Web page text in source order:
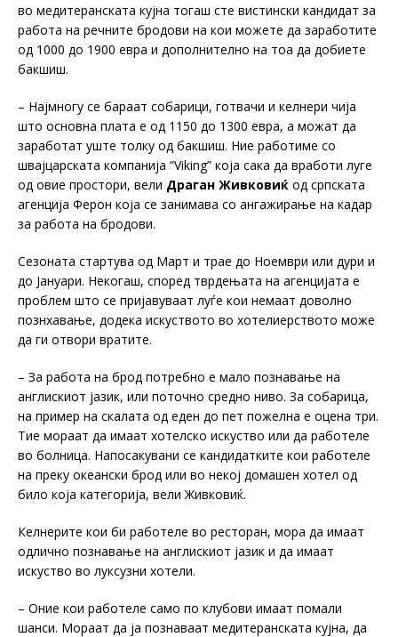
во медитеранската кујна тогаш сте вистински кандидат за
работа на речните бродови на кои можете да заработите
од 1000 до 1900 евра и дополнително на тоа да добиете
бакшиш.
– Најмногу се бараат собарици, готвачи и келнери чија
што основна плата е од 1150 до 1300 евра, а можат да
заработат уште толку од бакшиш. Ние работиме со
швајцарската компанија “Viking” која сака да вработи луге
од овие простори, вели Драган Живковиќ од српската
агенција Ферон која се занимава со ангажирање на кадар
за работа на бродови.
Сезоната стартува од Март и трае до Ноември или дури и
до Јануари. Некогаш, според тврдењата на агенцијата е
проблем што се пријавуваат луѓе кои немаат доволно
познхавање, додека искуството во хотелиерството може
да ги отвори вратите.
– За работа на брод потребно е мало познавање на
англискиот јазик, или поточно средно ниво. За собарица,
на пример на скалата од еден до пет пожелна е оцена три.
Тие мораат да имаат хотелско искуство или да работеле
во болница. Напосакувани се кандидатките кои работеле
на преку океански брод или во некој домашен хотел од
било која категорија, вели Живковиќ.
Келнерите кои би работеле во ресторан, мора да имаат
одлично познавање на англискиот јазик и да имаат
искуство во луксузни хотели.
– Оние кои работеле само по клубови имаат помали
шанси. Мораат да ја познаваат медитеранската кујна, да